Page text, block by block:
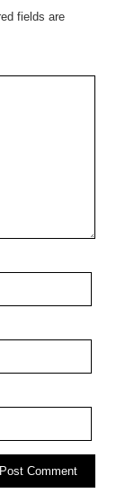
fields are